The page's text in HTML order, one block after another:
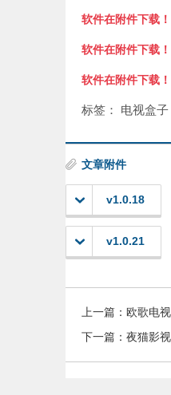
软件在附件下载
软件在附件下载
软件在附件下载
标签： 电视盒子
文章附件
v1.0.18
v1.0.21
上一篇： 欧歌电
下一篇： 夜猫影